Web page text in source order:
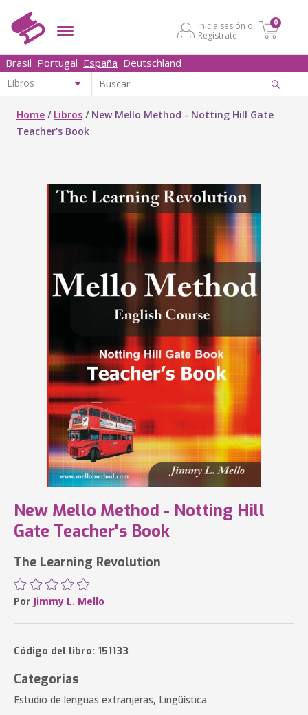
Inicia sesión o
Regístrate
0
Brasil Portugal España Deutschland
Home / Libros / New Mello Method - Notting Hill Gate
Teacher's Book
New Mello Method - Notting Hill
Gate Teacher's Book
The Learning Revolution
Por Jimmy L. Mello
Código del libro: 151133
Categorías
Estudio de lenguas extranjeras, Lingüística